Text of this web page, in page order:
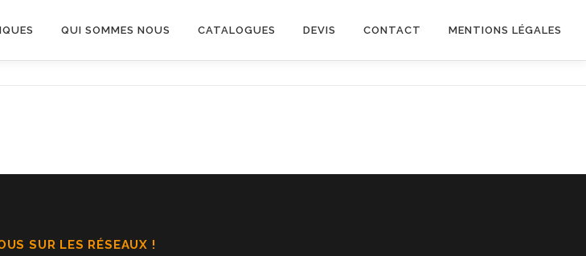
QUI SOMMES NOUS CATALOGUES DEVIS CONTACT MENTIONS LÉGALES
SUR LES RÉSEAUX !